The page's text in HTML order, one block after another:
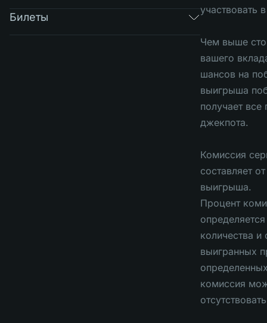
Билеты
участвовать
Чем выше
вашего
шансов на
выигрыша
получает
джекпота.
Комиссия
составляет
выигрыша.
Процент
количества и
выигранных
комиссия